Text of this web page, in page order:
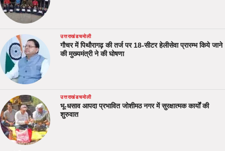
उत्तराखंडचमोली
गौचर में पिथौरागढ़ की तर्ज पर 18-सीटर हेलीसेवा प्रारम्भ किये जाने
की मुख्यमंत्री ने की घोषणा
उत्तराखंडचमोली
भू-धसाव आपदा प्रभावित जोशीमठ नगर में सुरक्षात्मक कार्यों की
शुरुवात